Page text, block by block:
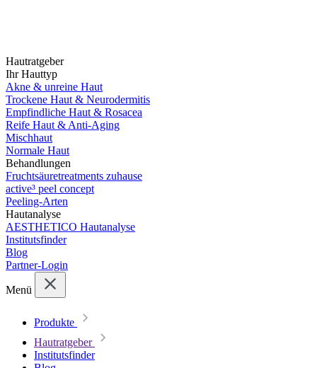
Hautratgeber
Ihr Hauttyp
Akne & unreine Haut
Trockene Haut & Neurodermitis
Empfindliche Haut & Rosacea
Reife Haut & Anti-Aging
Mischhaut
Normale Haut
Behandlungen
Fruchtsäuretreatments zuhause
active³ peel concept
Peeling-Arten
Hautanalyse
AESTHETICO Hautanalyse
Institutsfinder
Blog
Partner-Login
Menü
Produkte
Hautratgeber
Institutsfinder